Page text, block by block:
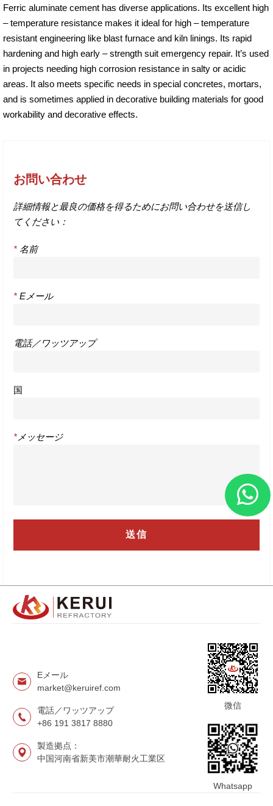
Ferric aluminate cement has diverse applications. Its excellent high
– temperature resistance makes it ideal for high – temperature
resistant engineering like blast furnace and kiln linings. Its rapid
hardening and high early – strength suit emergency repair. It’s used
in projects needing high corrosion resistance in salty or acidic
areas. It also meets specific needs in special concretes, mortars,
and is sometimes applied in decorative building materials for good
workability and decorative effects.
お問い合わせ
詳細情報と最良の価格を得るためにお問い合わせを送信し
てください：
* 名前
* Eメール
電話／ワッツアップ
国
* メッセージ
Eメール
market@keruiref.com
電話／ワッツアップ
+86 191 3817 8880
製造拠点：
中国河南省新美市潮華耐火工業区
微信
Whatsapp